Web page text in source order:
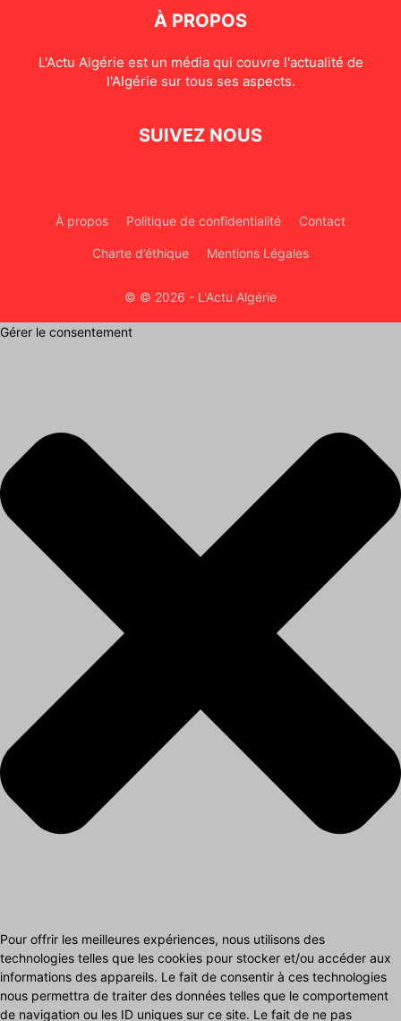
À PROPOS
L'Actu Algérie est un média qui couvre l'actualité de
l'Algérie sur tous ses aspects.
SUIVEZ NOUS
À propos Politique de confidentialité Contact
Charte d’éthique Mentions Légales
© © 2026 - L'Actu Algérie
Gérer le consentement
Pour offrir les meilleures expériences, nous utilisons des
technologies telles que les cookies pour stocker et/ou accéder aux
informations des appareils. Le fait de consentir à ces technologies
nous permettra de traiter des données telles que le comportement
de navigation ou les ID uniques sur ce site. Le fait de ne pas